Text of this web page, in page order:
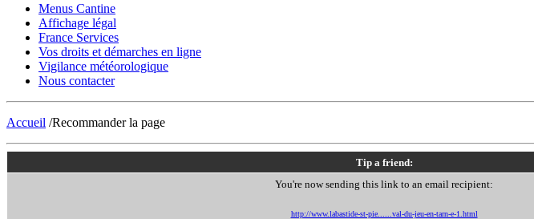
Menus Cantine
Affichage légal
France Services
Vos droits et démarches en ligne
Vigilance météorologique
Nous contacter
Accueil /Recommander la page
Tip a friend:
You're now sending this link to an email recipient:
http://www.labastide-st-pie......val-du-jeu-en-tarn-e-1.html